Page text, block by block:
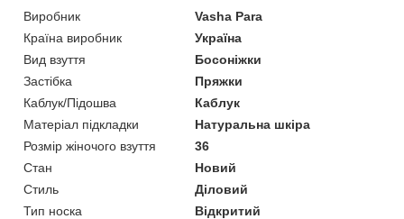
Виробник
Vasha Para
Країна виробник
Україна
Вид взуття
Босоніжки
Застібка
Пряжки
Каблук/Підошва
Каблук
Матеріал підкладки
Натуральна шкіра
Розмір жіночого взуття
36
Стан
Новий
Стиль
Діловий
Тип носка
Відкритий